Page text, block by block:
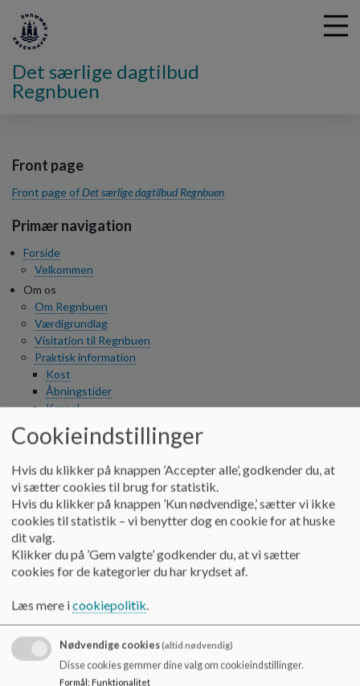
Det særlige dagtilbud
Regnbuen
Front page
Front page of Det særlige dagtilbud Regnbuen
Primær navigation
Forside
Velkommen
Om os
Om Regnbuen
Værdigrundlag
Visitation til Regnbuen
Praktisk information
Kost
Åbningstider
Kørsel
Eksterne samarbejdspartnere
Talehørekonsulent
Job & stillingsbeskrivelser
Studerende
Pædagogik og terapi
Specialklyngens styrkede læreplan
Pædagogisk tilsyn
Dagens gang og aktiviteter
Aktiviteter
Bassin
Hverdagsaktivitet
Traditioner
Forældresiden
Cookieindstillinger
Hvis du klikker på knappen ’Accepter alle’, godkender du, at
vi sætter cookies til brug for statistik.
Hvis du klikker på knappen ’Kun nødvendige,’ sætter vi ikke
cookies til statistik – vi benytter dog en cookie for at huske
dit valg.
Klikker du på ’Gem valgte’ godkender du, at vi sætter
cookies for de kategorier du har krydset af.
Læs mere icookiepolitik.
Nødvendige cookies(altid nødvendig)
Disse cookies gemmer dine valg om cookieindstillinger.
Formål: Funktionalitet